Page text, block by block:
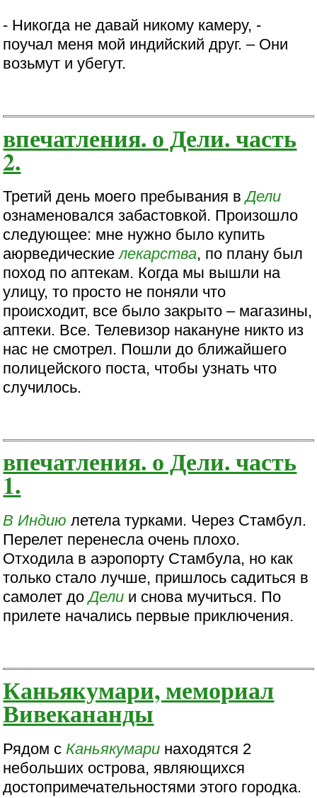
- Никогда не давай никому камеру, -
поучал меня мой индийский друг. – Они
возьмут и убегут.
впечатления. о Дели. часть
2.
Третий день моего пребывания вДели
ознаменовался забастовкой. Произошло
следующее: мне нужно было купить
аюрведическиелекарства, по плану был
поход по аптекам. Когда мы вышли на
улицу, то просто не поняли что
происходит, все было закрыто – магазины,
аптеки. Все. Телевизор накануне никто из
нас не смотрел. Пошли до ближайшего
полицейского поста, чтобы узнать что
случилось.
впечатления. о Дели. часть
1.
В Индию летела турками. Через Стамбул.
Перелет перенесла очень плохо.
Отходила в аэропорту Стамбула, но как
только стало лучше, пришлось садиться в
самолет доДели и снова мучиться. По
прилете начались первые приключения.
Каньякумари, мемориал
Вивекананды
Рядом с Каньякумари находятся 2
небольших острова, являющихся
достопримечательностями этого городка.